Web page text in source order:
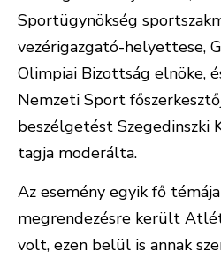
Sportügynökség
vezérigazgató-helyettese,
Olimpiai Bizottság elnöke,
Nemzeti Sport
beszélgetést Szegedinszki
tagja moderálta.
Az esemény egyik fő
megrendezésre került
volt, ezen belül is annak